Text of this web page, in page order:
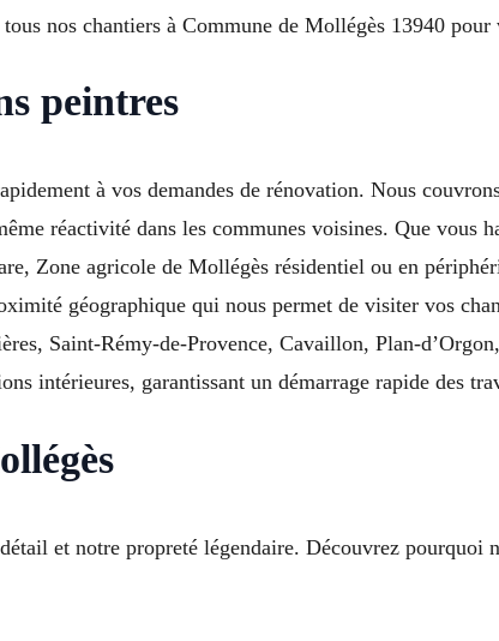
nos chantiers à Commune de Mollégès 13940
peintres
à vos demandes de rénovation. Nous
réactivité dans les communes voisines. Que vous
Zone agricole de Mollégès résidentiel ou en
géographique qui nous permet de visiter vos
Saint-Rémy-de-Provence, Cavaillon, Plan-
intérieures, garantissant un démarrage rapide des
et notre propreté légendaire. Découvrez pourquoi